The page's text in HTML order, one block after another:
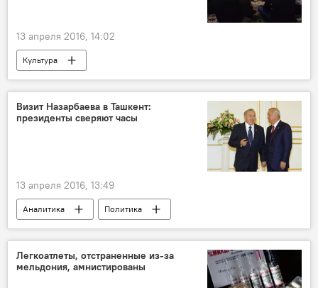
13 апреля 2016, 14:02
Культура
Визит Назарбаева в Ташкент:
президенты сверяют часы
13 апреля 2016, 13:49
Аналитика Политика
Легкоатлеты, отстраненные из-за
мельдония, амнистированы